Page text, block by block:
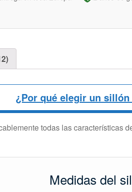
¿Por qué elegir un
todas las características
Medidas del